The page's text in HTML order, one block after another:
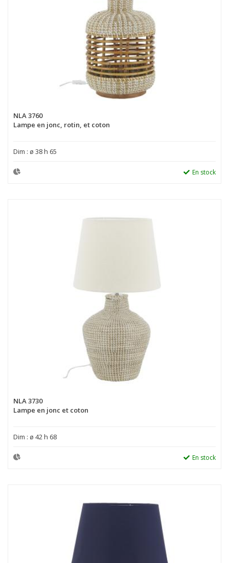
NLA 3760
Lampe en jonc, rotin, et coton
Dim : ø 38 h 65
En stock
NLA 3730
Lampe en jonc et coton
Dim : ø 42 h 68
En stock